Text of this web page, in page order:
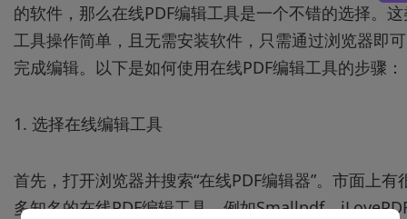
的软件，那么在线PDF编辑工具是一个不错的选择。
工具操作简单，且无需安装软件，只需通过浏览器即可
完成编辑。以下是如何使用在线PDF编辑工具的步骤：
1. 选择在线编辑工具
首先，打开浏览器并搜索“在线PDF编辑器”。市面上有
多知名的在线PDF编辑工具，例如Smallpdf、